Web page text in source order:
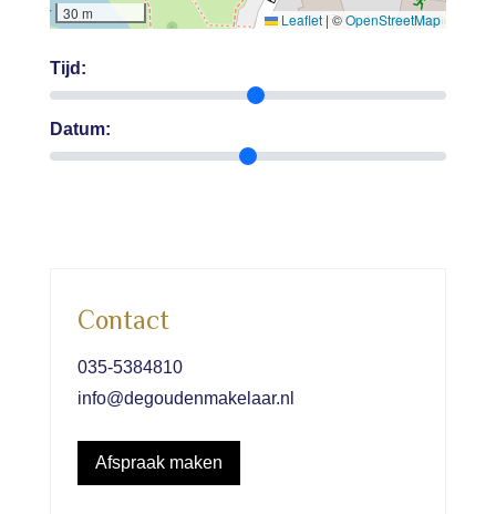
Contact
035-5384810
info@degoudenmakelaar.nl
Afspraak maken
30 m Leaflet | ©OpenStreetMap
Tijd:
Datum: